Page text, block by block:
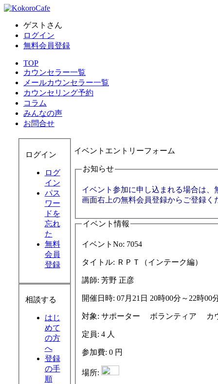
ゲストさん
ログイン
無料会員登録
TOP
カウンセラー一覧
メールカウンセラー一覧
カウンセリング予約
コラム
みんなの声
お問合せ
ログイン
ログ
イン
パス
ワー
ドを
忘れ
た
無料
会員
登録
相談する
はじ
めて
の方
へ
登録
の手
順
イベントエントリーフォーム
お知らせ
イベント参加に申し込まれる場合は、
画面右上の無料会員登録からご登録く
イベント情報
イベントNo: 7054
タイトル: ＲＰＴ（インテーク編）
講師: 芳野 正彦
開催日時: 07月21日 20時00分～22時00
対象: サポー
定員: 4 人
参加費: 0 円
場所: